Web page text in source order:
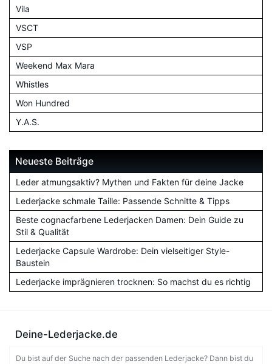
Vila
VSCT
VSP
Weekend Max Mara
Whistles
Won Hundred
Y.A.S.
Neueste Beiträge
Leder atmungsaktiv? Mythen und Fakten für deine Jacke
Lederjacke schmale Taille: Passende Schnitte & Tipps
Beste cognacfarbene Lederjacken Damen: Dein Guide zu
Stil & Qualität
Lederjacke Capsule Wardrobe: Dein vielseitiger Style-
Baustein
Lederjacke imprägnieren trocknen: So machst du es richtig
Deine-Lederjacke.de
Du bist auf der Suche nach der passenden Lederjacke? Dann bist du